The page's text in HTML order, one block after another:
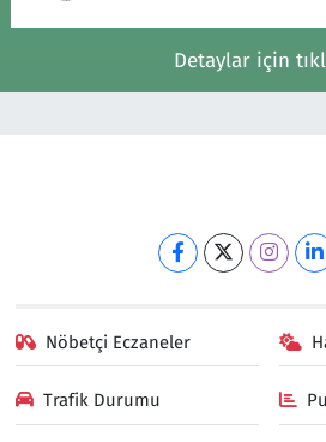
Detaylar için
Nöbetçi Eczaneler
Trafik Durumu